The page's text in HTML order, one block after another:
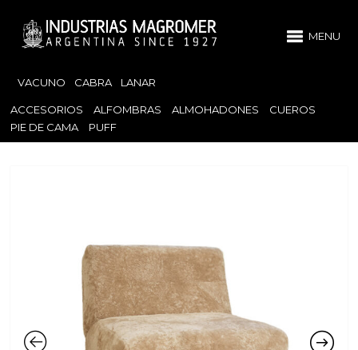
MENU
VACUNO CABRA LANAR
ACCESORIOS ALFOMBRAS ALMOHADONES
CUEROS
PIE DE CAMA
PUFF